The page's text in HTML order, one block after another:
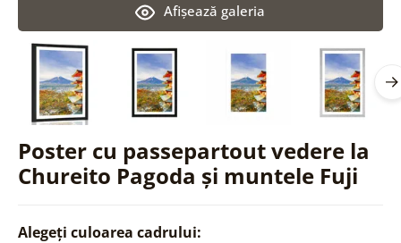
Poster cu passepartout vedere la
Chureito Pagoda și muntele Fuji
Afişează galeria
Alegeți culoarea cadrului: